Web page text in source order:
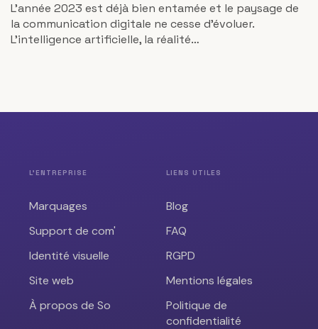
L'année 2023 est déjà bien entamée et le paysage de
la communication digitale ne cesse d'évoluer.
L'intelligence artificielle, la réalité…
L'ENTREPRISE
Marquages
Support de com'
Identité visuelle
Site web
À propos de So
LIENS UTILES
Blog
FAQ
RGPD
Mentions légales
Politique de
confidentialité